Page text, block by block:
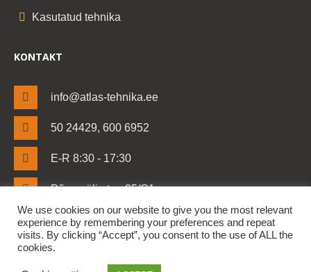
Kasutatud tehnika
KONTAKT
info@atlas-tehnika.ee
50 24429, 600 6952
E-R 8:30 - 17:30
Põrguvälja tee 25/C1
Harjumaa 75306
We use cookies on our website to give you the most relevant
experience by remembering your preferences and repeat
visits. By clicking “Accept”, you consent to the use of ALL the
cookies.